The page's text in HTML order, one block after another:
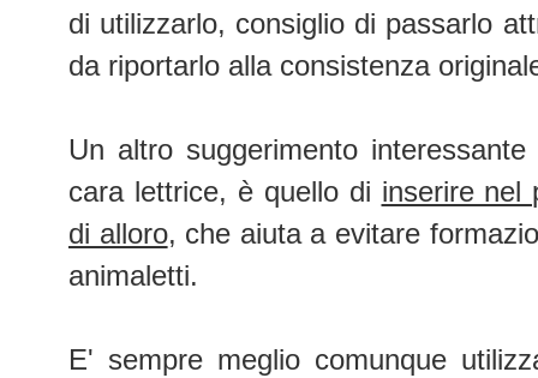
di utilizzarlo, consiglio di passarlo
da riportarlo alla consistenza
Un altro suggerimento
cara lettrice, è quello di inserire nel
di alloro, che aiuta a evitare
animaletti.
E' sempre meglio comunque